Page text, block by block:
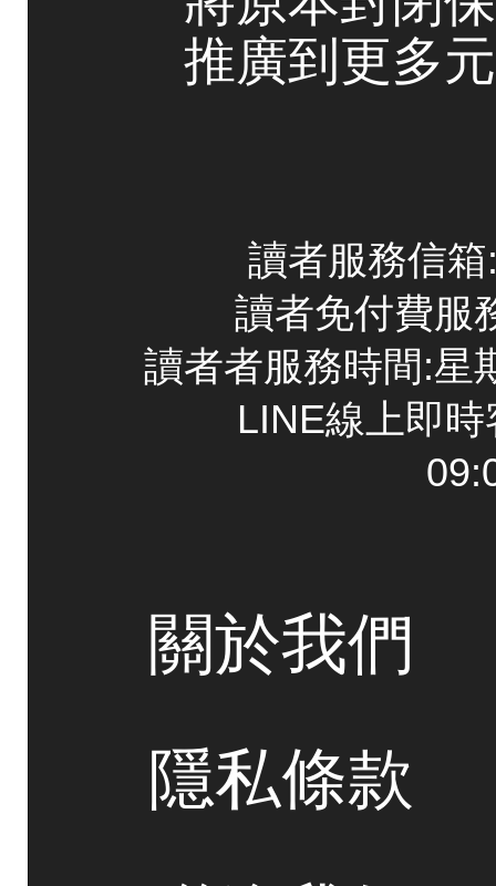
推廣到更多
讀者服務信
讀者免付費服
讀者者服務時間:星
LINE線上即
關於我們
隱私條款